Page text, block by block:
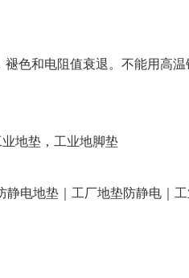
色和电阻值衰退。不能用高温
地垫，工业地脚垫
静电地垫｜工厂地垫防静电｜